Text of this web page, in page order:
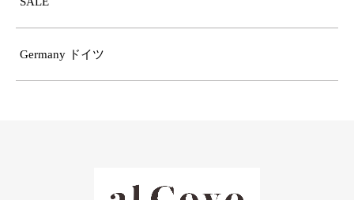
Germany ドイツ